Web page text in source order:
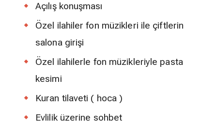
Açılış konuşması
Özel ilahiler fon müzikleri ile çiftlerin
salona girişi
Özel ilahilerle fon müzikleriyle pasta
kesimi
Kuran tilaveti ( hoca )
Evlilik üzerine sohbet